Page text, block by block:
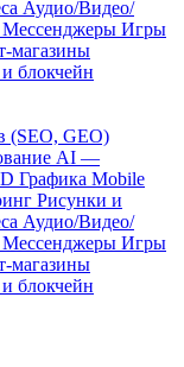
Аудио/Видео/
Мессенджеры Игры
магазины
блокчейн
(SEO, GEO)
AI —
Графика Mobile
Рисунки и
Аудио/Видео/
Мессенджеры Игры
магазины
блокчейн